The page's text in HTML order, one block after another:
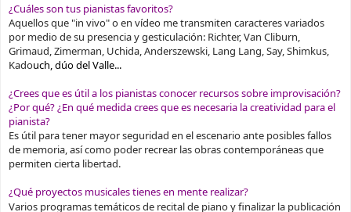
¿Cuáles son tus pianistas favoritos?
Aquellos que "in vivo" o en vídeo me transmiten caracteres variados
por medio de su presencia y gesticulación: Richter, Van Cliburn,
Grimaud, Zimerman, Uchida, Anderszewski, Lang Lang, Say, Shimkus,
Kadouch, dúo del Valle...
¿Crees que es útil a los pianistas conocer recursos sobre improvisación?
¿Por qué? ¿En qué medida crees que es necesaria la creatividad para el
pianista?
Es útil para tener mayor seguridad en el escenario ante posibles fallos
de memoria, así como poder recrear las obras contemporáneas que
permiten cierta libertad.
¿Qué proyectos musicales tienes en mente realizar?
Varios programas temáticos de recital de piano y finalizar la publicación